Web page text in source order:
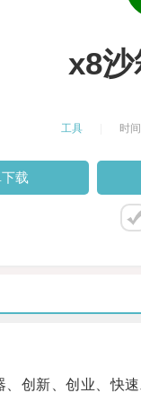
x8沙
工具 时
载
新、创业、快